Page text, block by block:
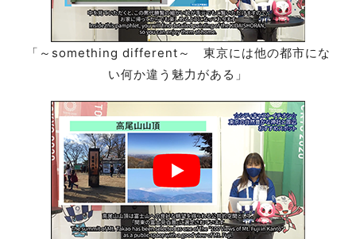
「～something different～ 東京には他の都市にな
い何か違う魅力がある」